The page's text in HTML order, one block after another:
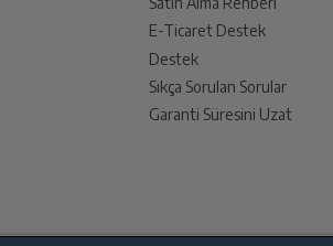
sonra İade süreciniz tamamlanacaktır.
E-Ticaret Destek
Destek
Sıkça Sorulan Sorular
Garanti Süresini Uzat